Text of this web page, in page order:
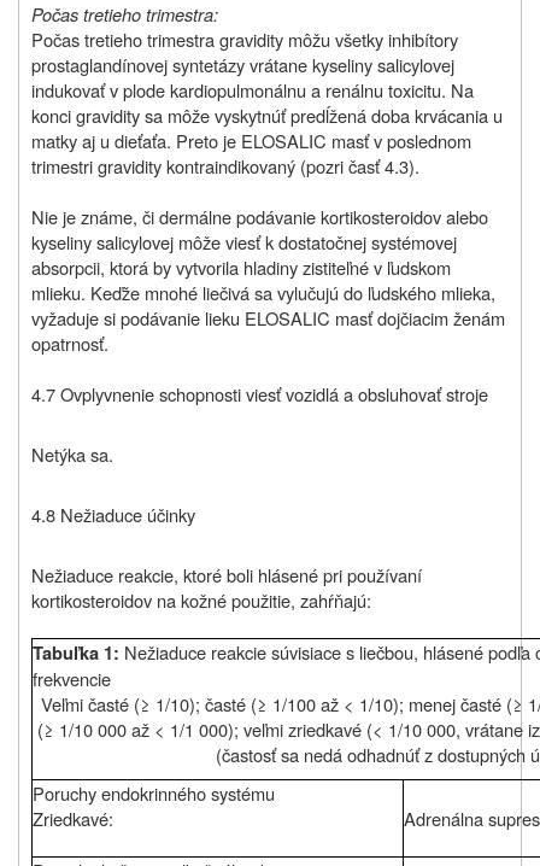
Počas tretieho trimestra:
Počas tretieho trimestra gravidity môžu všetky inhibítory
prostaglandínovej syntetázy vrátane kyseliny salicylovej
indukovať v plode kardiopulmonálnu a renálnu toxicitu. Na
konci gravidity sa môže vyskytnúť predĺžená doba krvácania u
matky aj u dieťaťa. Preto je ELOSALIC masť v poslednom
trimestri gravidity kontraindikovaný (pozri časť 4.3).
Nie je známe, či dermálne podávanie kortikosteroidov alebo
kyseliny salicylovej môže viesť k dostatočnej systémovej
absorpcii, ktorá by vytvorila hladiny zistiteľné v ľudskom
mlieku. Keďže mnohé liečivá sa vylučujú do ľudského mlieka,
vyžaduje si podávanie lieku ELOSALIC masť dojčiacim ženám
opatrnosť.
4.7 Ovplyvnenie schopnosti viesť vozidlá a obsluhovať stroje
Netýka sa.
4.8 Nežiaduce účinky
Nežiaduce reakcie, ktoré boli hlásené pri používaní
kortikosteroidov na kožné použitie, zahŕňajú:
Tabuľka 1: Nežiaduce reakcie súvisiace s liečbou, hlásené podľa
frekvencie
Veľmi časté (≥ 1/10); časté (≥ 1/100 až < 1/10); menej časté (≥
(≥ 1/10 000 až < 1/1 000); veľmi zriedkavé (< 1/10 000, vrátane
(častosť sa nedá odhadnúť z dostupných
Poruchy endokrinného systému
Zriedkavé:
Adrenálna